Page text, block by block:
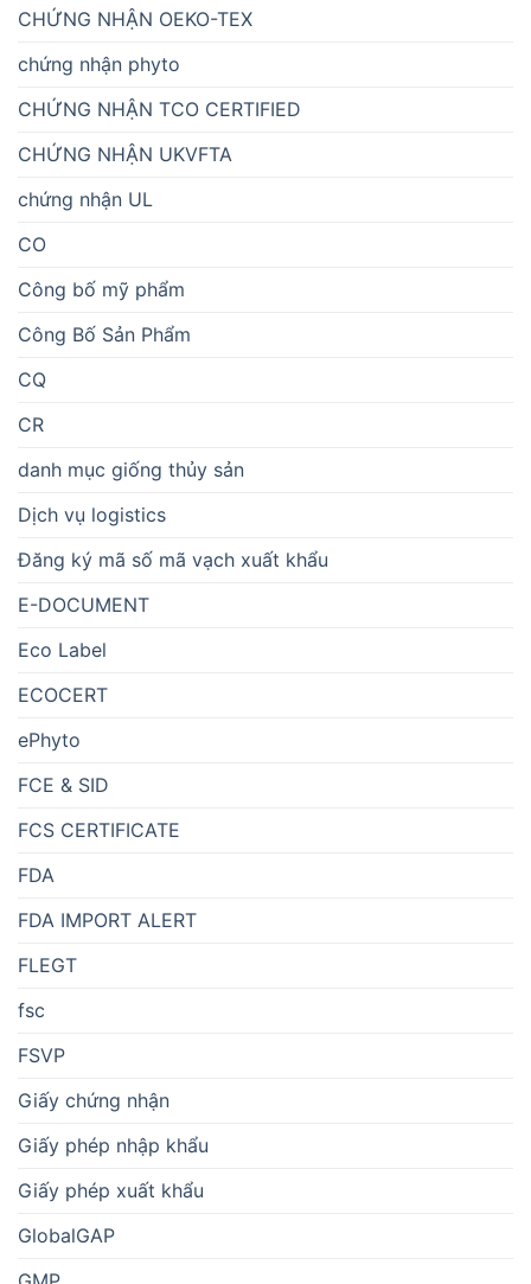
CHỨNG NHẬN OEKO-TEX
chứng nhận phyto
CHỨNG NHẬN TCO CERTIFIED
CHỨNG NHẬN UKVFTA
chứng nhận UL
CO
Công bố mỹ phẩm
Công Bố Sản Phẩm
CQ
CR
danh mục giống thủy sản
Dịch vụ logistics
Đăng ký mã số mã vạch xuất khẩu
E-DOCUMENT
Eco Label
ECOCERT
ePhyto
FCE & SID
FCS CERTIFICATE
FDA
FDA IMPORT ALERT
FLEGT
fsc
FSVP
Giấy chứng nhận
Giấy phép nhập khẩu
Giấy phép xuất khẩu
GlobalGAP